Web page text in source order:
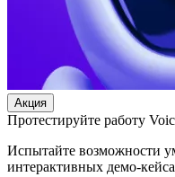
Акция
Протестируйте работу
Испытайте возможности
интерактивных демо-